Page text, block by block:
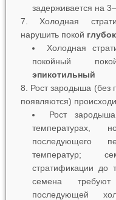
задерживается на
7. Холодная
нарушить покой
Холодная
покойный
эпикотильный
8. Рост зародыша (без
появляются)
Рост
температурах,
последующего
температур;
стратификации до
семена
последующей